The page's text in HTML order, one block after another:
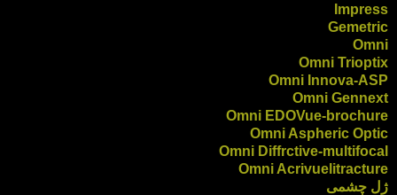
Impress
Gemetric
Omni
Omni Trioptix
Omni Innova-ASP
Omni Gennext
Omni EDOVue-brochure
Omni Aspheric Optic
Omni Diffrctive-multifocal
Omni Acrivuelitracture
ژل چشمی